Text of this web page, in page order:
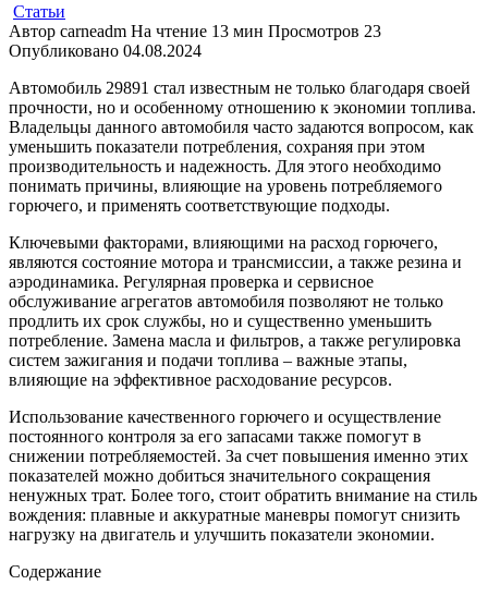
Статьи
Автор carneadm На чтение 13 мин Просмотров 23
Опубликовано 04.08.2024
Автомобиль 29891 стал известным не только благодаря своей
прочности, но и особенному отношению к экономии топлива.
Владельцы данного автомобиля часто задаются вопросом, как
уменьшить показатели потребления, сохраняя при этом
производительность и надежность. Для этого необходимо
понимать причины, влияющие на уровень потребляемого
горючего, и применять соответствующие подходы.
Ключевыми факторами, влияющими на расход горючего,
являются состояние мотора и трансмиссии, а также резина и
аэродинамика. Регулярная проверка и сервисное
обслуживание агрегатов автомобиля позволяют не только
продлить их срок службы, но и существенно уменьшить
потребление. Замена масла и фильтров, а также регулировка
систем зажигания и подачи топлива – важные этапы,
влияющие на эффективное расходование ресурсов.
Использование качественного горючего и осуществление
постоянного контроля за его запасами также помогут в
снижении потребляемостей. За счет повышения именно этих
показателей можно добиться значительного сокращения
ненужных трат. Более того, стоит обратить внимание на стиль
вождения: плавные и аккуратные маневры помогут снизить
нагрузку на двигатель и улучшить показатели экономии.
Содержание